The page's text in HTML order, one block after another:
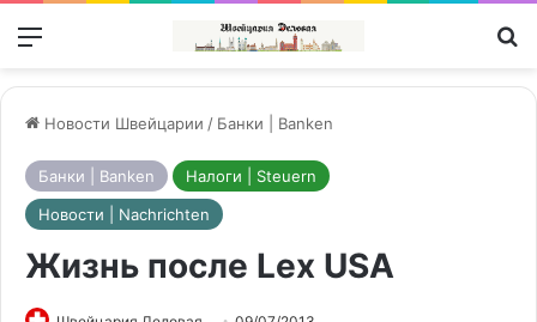
Меню
Новости Швейцарии / Банки | Banken
Банки | Banken
Налоги | Steuern
Новости | Nachrichten
Жизнь после Lex USA